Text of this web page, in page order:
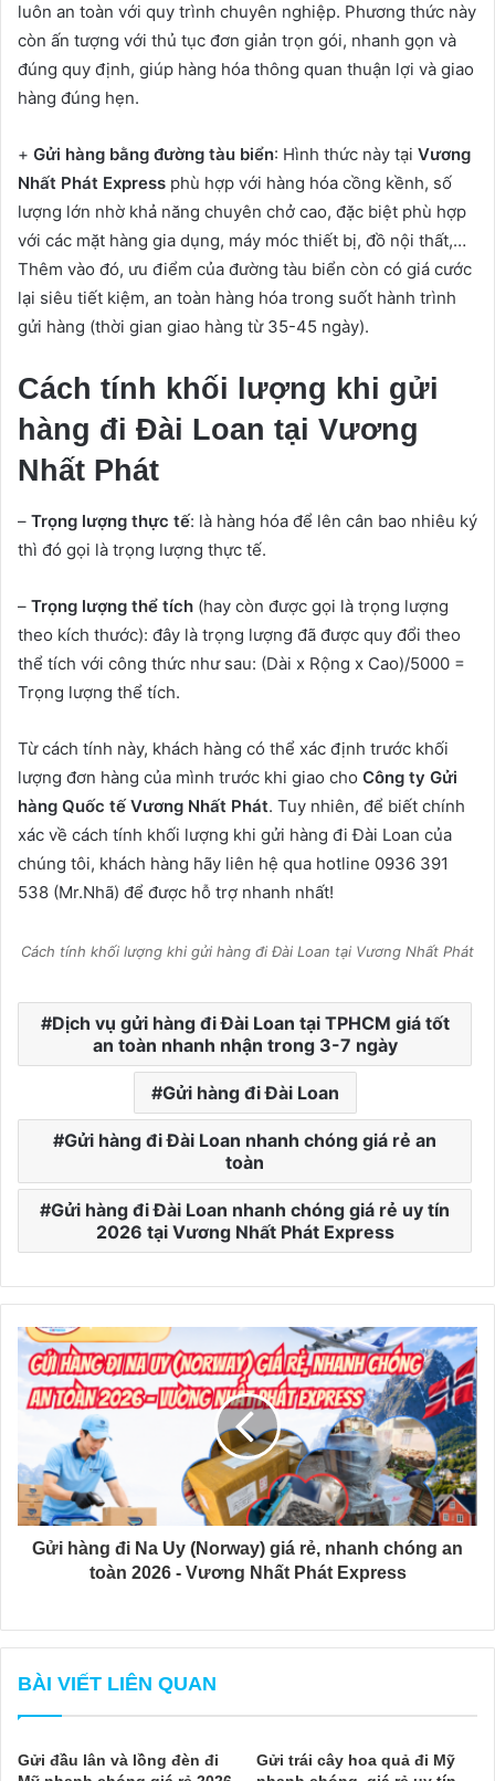
luôn an toàn với quy trình chuyên nghiệp. Phương thức này
còn ấn tượng với thủ tục đơn giản trọn gói, nhanh gọn và
đúng quy định, giúp hàng hóa thông quan thuận lợi và giao
hàng đúng hẹn.
+ Gửi hàng bằng đường tàu biển: Hình thức này tại Vương
Nhất Phát Express phù hợp với hàng hóa cồng kềnh, số
lượng lớn nhờ khả năng chuyên chở cao, đặc biệt phù hợp
với các mặt hàng gia dụng, máy móc thiết bị, đồ nội thất,…
Thêm vào đó, ưu điểm của đường tàu biển còn có giá cước
lại siêu tiết kiệm, an toàn hàng hóa trong suốt hành trình
gửi hàng (thời gian giao hàng từ 35-45 ngày).
Cách tính khối lượng khi gửi
hàng đi Đài Loan tại Vương
Nhất Phát
– Trọng lượng thực tế: là hàng hóa để lên cân bao nhiêu ký
thì đó gọi là trọng lượng thực tế.
– Trọng lượng thể tích (hay còn được gọi là trọng lượng
theo kích thước): đây là trọng lượng đã được quy đổi theo
thể tích với công thức như sau: (Dài x Rộng x Cao)/5000 =
Trọng lượng thể tích.
Từ cách tính này, khách hàng có thể xác định trước khối
lượng đơn hàng của mình trước khi giao cho Công ty Gửi
hàng Quốc tế Vương Nhất Phát. Tuy nhiên, để biết chính
xác về cách tính khối lượng khi gửi hàng đi Đài Loan của
chúng tôi, khách hàng hãy liên hệ qua hotline 0936 391
538 (Mr.Nhã) để được hỗ trợ nhanh nhất!
Cách tính khối lượng khi gửi hàng đi Đài Loan tại Vương Nhất Phát
Dịch vụ gửi hàng đi Đài Loan tại TPHCM giá tốt
an toàn nhanh nhận trong 3-7 ngày
Gửi hàng đi Đài Loan
Gửi hàng đi Đài Loan nhanh chóng giá rẻ an
toàn
Gửi hàng đi Đài Loan nhanh chóng giá rẻ uy tín
2026 tại Vương Nhất Phát Express
Gửi hàng đi Na Uy (Norway) giá rẻ, nhanh chóng an
toàn 2026 - Vương Nhất Phát Express
BÀI VIẾT LIÊN QUAN
Gửi đầu lân và lồng đèn đi
Gửi trái cây hoa quả đi Mỹ